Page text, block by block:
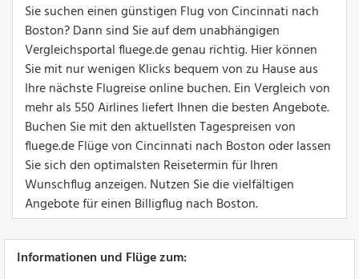
Sie suchen einen günstigen Flug von Cincinnati nach
Boston? Dann sind Sie auf dem unabhängigen
Vergleichsportal fluege.de genau richtig. Hier können
Sie mit nur wenigen Klicks bequem von zu Hause aus
Ihre nächste Flugreise online buchen. Ein Vergleich von
mehr als 550 Airlines liefert Ihnen die besten Angebote.
Buchen Sie mit den aktuellsten Tagespreisen von
fluege.de Flüge von Cincinnati nach Boston oder lassen
Sie sich den optimalsten Reisetermin für Ihren
Wunschflug anzeigen. Nutzen Sie die vielfältigen
Angebote für einen Billigflug nach Boston.
Informationen und Flüge zum: